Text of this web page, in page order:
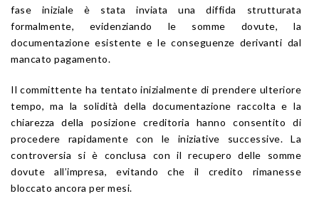
fase iniziale è stata inviata una diffida strutturata
formalmente, evidenziando le somme dovute, la
documentazione esistente e le conseguenze derivanti dal
mancato pagamento.
Il committente ha tentato inizialmente di prendere ulteriore
tempo, ma la solidità della documentazione raccolta e la
chiarezza della posizione creditoria hanno consentito di
procedere rapidamente con le iniziative successive. La
controversia si è conclusa con il recupero delle somme
dovute all’impresa, evitando che il credito rimanesse
bloccato ancora per mesi.